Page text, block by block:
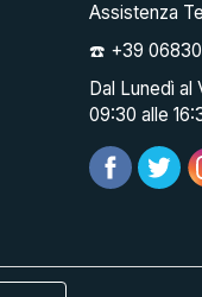
Assistenza
☎️ +39
Dal Lunedì al
09:30 alle